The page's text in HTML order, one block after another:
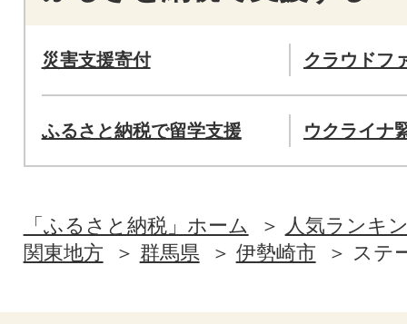
災害支援寄付 クラウドフ
ふるさと納税で留学支援 ウクライナ
「ふるさと納税」ホーム
人気ランキ
関東地方
群馬県 伊勢崎市 ステ